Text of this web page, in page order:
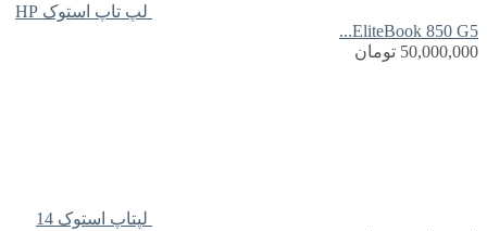
لپ تاپ استوک HP
EliteBook 850 G5...
50,000,000 تومان
لپتاپ استوک 14